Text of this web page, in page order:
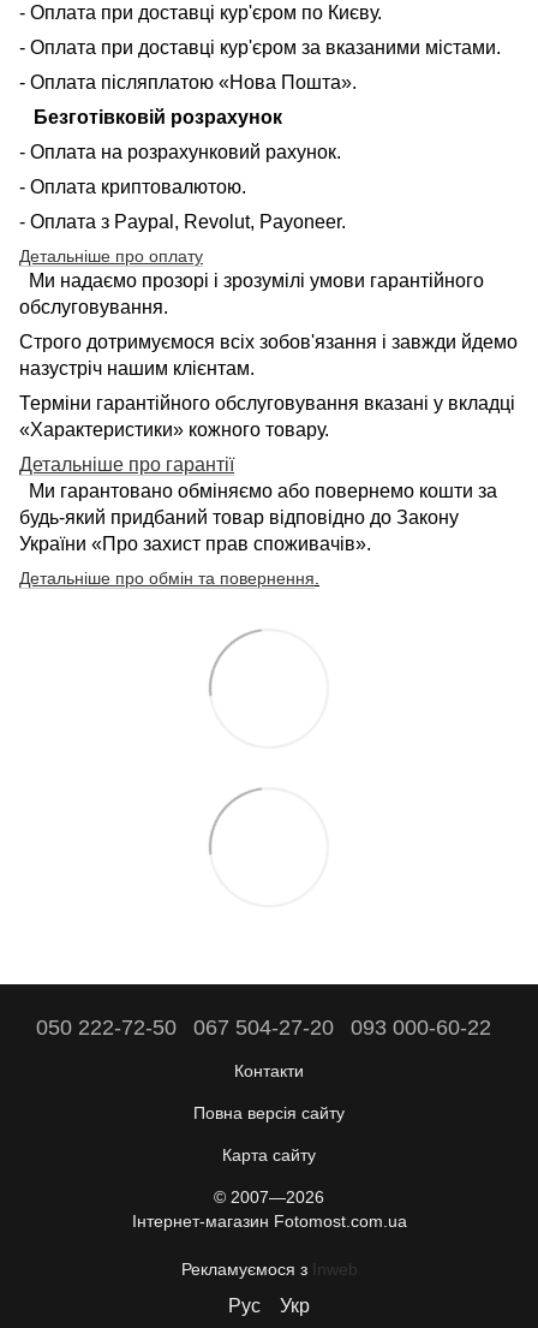
- Оплата при доставці кур'єром по Києву.
- Оплата при доставці кур'єром за вказаними містами.
- Оплата післяплатою «Нова Пошта».
Безготівковій розрахунок
- Оплата на розрахунковий рахунок.
- Оплата криптовалютою.
- Оплата з Paypal, Revolut, Payoneer.
Детальніше про оплату
Ми надаємо прозорі і зрозумілі умови гарантійного
обслуговування.
Строго дотримуємося всіх зобов'язання і завжди йдемо
назустріч нашим клієнтам.
Терміни гарантійного обслуговування вказані у вкладці
«Характеристики» кожного товару.
Детальніше про гарантії
Ми гарантовано обміняємо або повернемо кошти за
будь-який придбаний товар відповідно до Закону
України «Про захист прав споживачів».
Детальніше про обмін та повернення
050 222-72-50 067 504-27-20 093 000-60-22
Контакти
Повна версія сайту
Карта сайту
© 2007—2026
Інтернет-магазин Fotomost.com.ua
Рекламуємося з Inweb
Рус Укр